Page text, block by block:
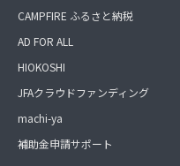
CAMPFIRE ふるさと納税
AD FOR ALL
HIOKOSHI
JFAクラウドファンディング
machi-ya
補助金申請サポート